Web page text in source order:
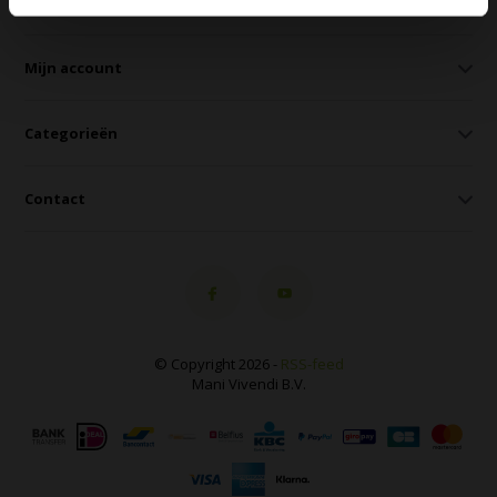
Mijn account
Categorieën
Contact
© Copyright 2026 - RSS-feed
Mani Vivendi B.V.